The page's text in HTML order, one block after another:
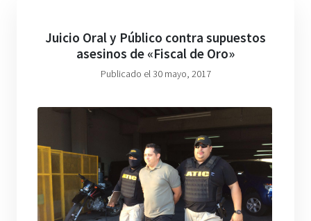
Juicio Oral y Público contra supuestos
asesinos de «Fiscal de Oro»
Publicado el 30 mayo, 2017